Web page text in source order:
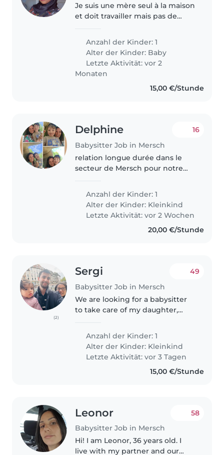
Je suis une mère seul à la maison
et doit travailler mais pas de
mon bébé.
Anzahl der Kinder: 1
Alter der Kinder: Baby
Letzte Aktivität: vor 2
Monaten
15,00 €/Stunde
Delphine
Babysitter Job in Mersch
16
relation longue durée dans le
secteur de Mersch pour notre
travaillons en horaires décalés (à
partir de 4h ou jusqu'à minuit +
Week-end). 🚗 Véhicule
indispensable..
Anzahl der Kinder: 1
Alter der Kinder: Kleinkind
Letzte Aktivität: vor 2 Wochen
20,00 €/Stunde
(2)
Sergi
Babysitter Job in Mersch
49
We are looking for a babysitter
to take care of my daughter,
1 year and a half. She is playful
and a happy kid. We..
Anzahl der Kinder: 1
Alter der Kinder: Kleinkind
Letzte Aktivität: vor 3 Tagen
15,00 €/Stunde
Leonor
Babysitter Job in Mersch
58
Hi! I am Leonor, 36 years old. I
live with my partner and our